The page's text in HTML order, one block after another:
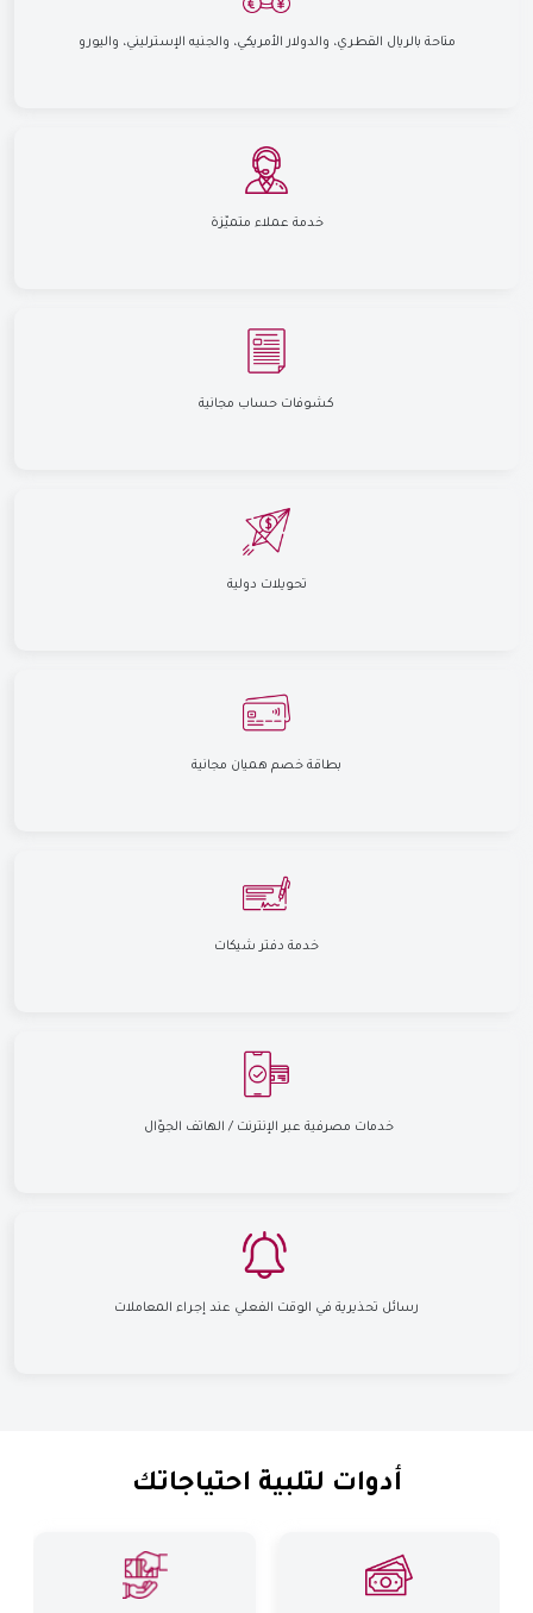
متاحة بالريال القطري، والدولار الأمريكي، والجنيه الإسترليني، واليورو
خدمة عملاء متميّزة
كشوفات حساب مجانية
تحويلات دولية
بطاقة خصم هميان مجانية
خدمة دفتر شيكات
خدمات مصرفية عبر الإنترنت / الهاتف الجوّال
رسائل تحذيرية في الوقت الفعلي عند إجراء المعاملات
أدوات لتلبية احتياجاتك